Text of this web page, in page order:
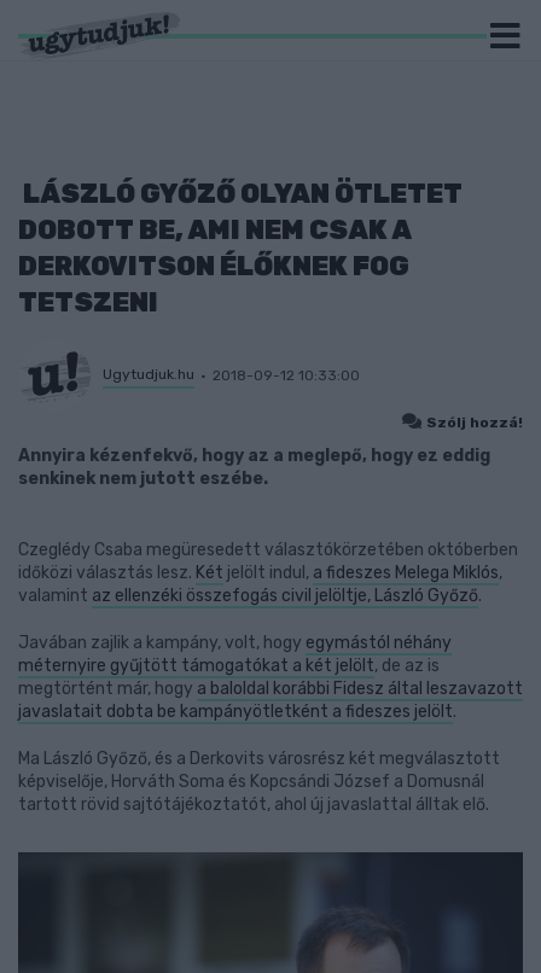
LÁSZLÓ GYŐZŐ OLYAN ÖTLETET
DOBOTT BE, AMI NEM CSAK A
DERKOVITSON ÉLŐKNEK FOG
TETSZENI
Ugytudjuk.hu 2018-09-12 10:33:00
Szólj hozzá!
Annyira kézenfekvő, hogy az a meglepő, hogy ez eddig
senkinek nem jutott eszébe.
Czeglédy Csaba megüresedett választókörzetében októberben
időközi választás lesz. Két jelölt indul, a fideszes Melega Miklós,
valamint az ellenzéki összefogás civil jelöltje, László Győző.
Javában zajlik a kampány, volt, hogy egymástól néhány
méternyire gyűjtött támogatókat a két jelölt, de az is
megtörtént már, hogy a baloldal korábbi Fidesz által leszavazott
javaslatait dobta be kampányötletként a fideszes jelölt.
Ma László Győző, és a Derkovits városrész két megválasztott
képviselője, Horváth Soma és Kopcsándi József a Domusnál
tartott rövid sajtótájékoztatót, ahol új javaslattal álltak elő.